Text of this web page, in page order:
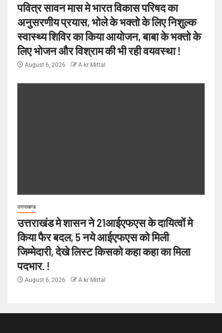
पवित्र सावन मास मे भारत विकास परिषद का
अनुसरणीय प्रयास, भोले के भक्तो के लिए निशुल्क
स्वास्थ्य शिविर का किया आयोजन, बाबा के भक्तो के
लिए भोजन और विश्राम की भी रही वयवस्था !
August 6, 2026 A kr Mittal
उत्तराखण्ड
उत्तराखंड मे शासन ने 21आईएफएस के दायित्वों मे
किया फैर बदल, 5 नये आईएफएस को मिली
जिम्मेदारी, देखे लिस्ट किसको कहा कहा का मिला
पदभार. !
August 6, 2026 A kr Mittal